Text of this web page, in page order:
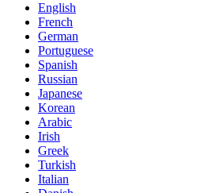
English
French
German
Portuguese
Spanish
Russian
Japanese
Korean
Arabic
Irish
Greek
Turkish
Italian